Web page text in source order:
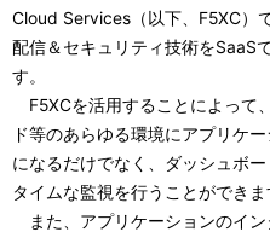
Cloud Services（以下、F5XC）
配信＆セキュリティ技術をSaaS
す。
F5XCを活用することによって
ド等のあらゆる環境にアプリケ
になるだけでなく、ダッシュボ
タイムな監視を行うことができま
また、アプリケーションのイ